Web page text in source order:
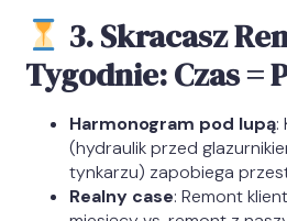
3. Skracasz
Tygodnie: Czas =
Harmonogram pod lupą:
(hydraulik przed
tynkarzu) zapobiega
Realny case: Remont